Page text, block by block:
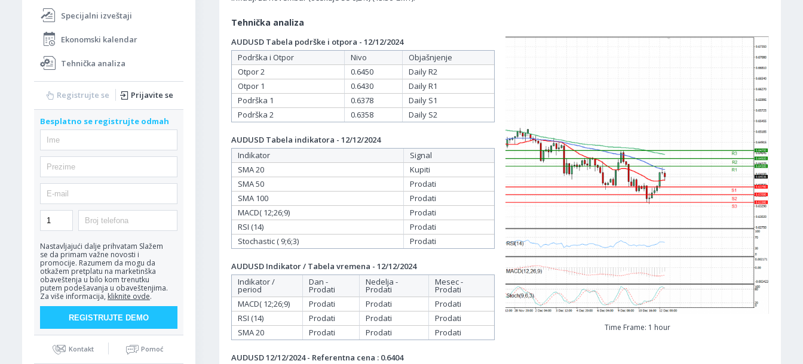
Specijalni izveštaji
Ekonomski kalendar
Tehnička analiza
Registrujte se Prijavite se
Besplatno se registrujte odmah
Nastavljajući dalje prihvatam Slažem
se da primam važne novosti i
promocije. Razumem da mogu da
otkažem pretplatu na marketinška
obaveštenja u bilo kom trenutku
putem podešavanja u obaveštenjima.
Za više informacija, kliknite ovde.
Kontakt Pomoć
Tehnička analiza
Time Frame: 1 hour
AUDUSD Tabela podrške i otpora - 12/12/2024
Podrška i Otpor
Nivo
Objašnjenje
Otpor 2
0.6450
Daily R2
Otpor 1
0.6430
Daily R1
Podrška 1
0.6378
Daily S1
Podrška 2
0.6358 Daily S2
AUDUSD Tabela indikatora - 12/12/2024
Indikator
Signal
SMA 20
Kupiti
SMA 50
Prodati
SMA 100
Prodati
MACD( 12;26;9)
Prodati
RSI (14)
Prodati
Stochastic ( 9;6;3)
Prodati
AUDUSD Indikator / Tabela vremena - 12/12/2024
Indikator /
period
Dan -
Prodati
Nedelja -
Prodati
Mesec -
Prodati
MACD( 12;26;9)
Prodati Prodati
Prodati
RSI (14)
Prodati Prodati
Prodati
SMA 20
Prodati Prodati Prodati
AUDUSD 12/12/2024 - Referentna cena : 0.6404